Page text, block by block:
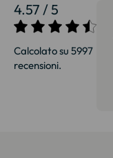
4.57 / 5
Calcolato su 5997
recensioni.
27/07/2026